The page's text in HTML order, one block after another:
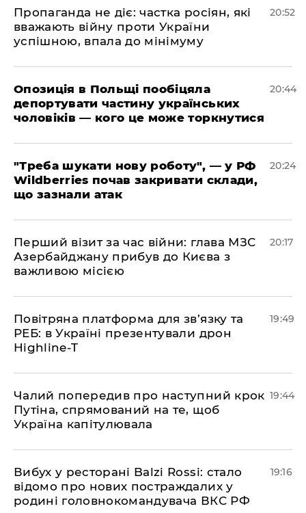
​Пропаганда не діє: частка росіян, які
вважають війну проти України
успішною, впала до мінімуму
20:52
​Опозиція в Польщі пообіцяла
депортувати частину українських
чоловіків — кого це може торкнутися
20:44
​"Треба шукати нову роботу", — у РФ
Wildberries почав закривати склади,
що зазнали атак
20:24
​Перший візит за час війни: глава МЗС
Азербайджану прибув до Києва з
важливою місією
20:17
​Повітряна платформа для зв’язку та
РЕБ: в Україні презентували дрон
Highline-T
19:49
​Чалий попередив про наступний крок
Путіна, спрямований на те, щоб
Україна капітулювала
19:44
​Вибух у ресторані Balzi Rossi: стало
відомо про нових постраждалих у
родині головнокомандувача ВКС РФ
19:16